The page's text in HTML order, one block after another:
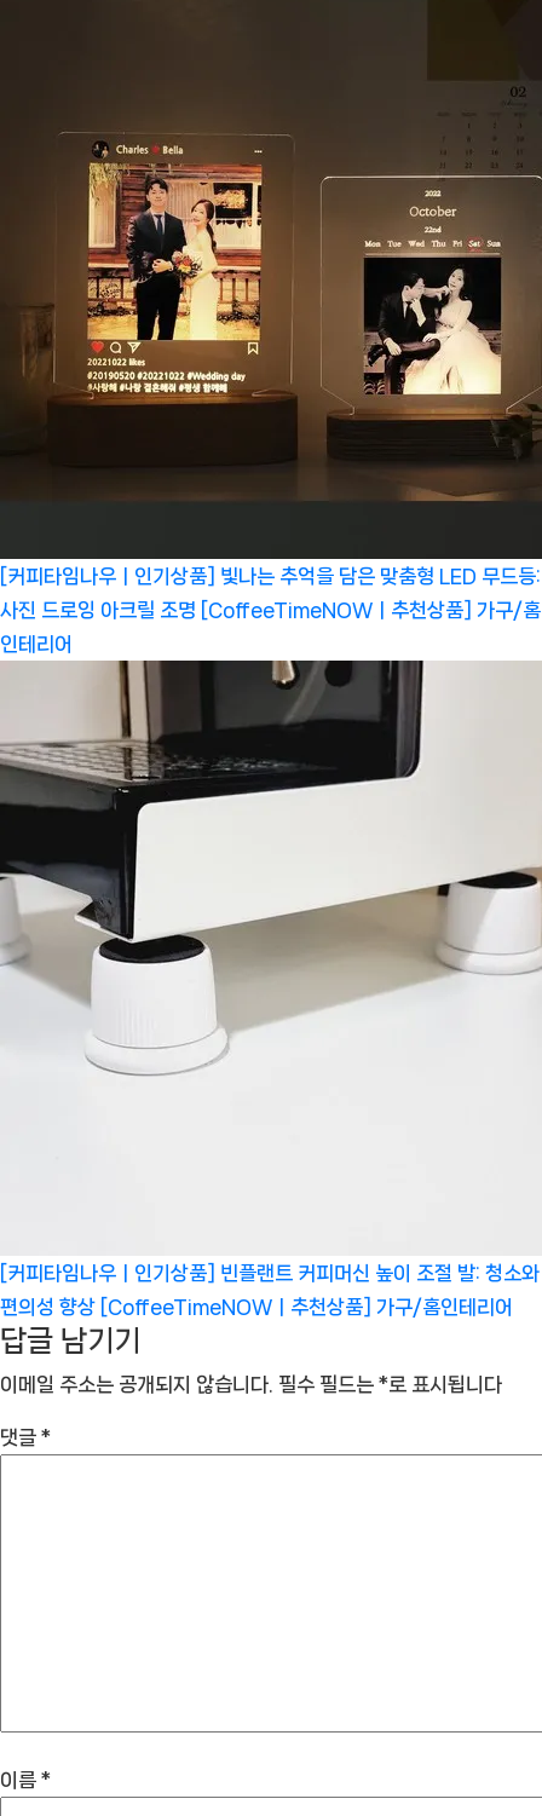
[커피타임나우ㅣ인기상품] 빛나는 추억을 담은 맞춤형 LED 무드등:
사진 드로잉 아크릴 조명 [CoffeeTimeNOWㅣ추천상품] 가구/홈
인테리어
[커피타임나우ㅣ인기상품] 빈플랜트 커피머신 높이 조절 발: 청소와
편의성 향상 [CoffeeTimeNOWㅣ추천상품] 가구/홈인테리어
답글 남기기
이메일 주소는 공개되지 않습니다. 필수 필드는 *로 표시됩니다
댓글 *
이름 *